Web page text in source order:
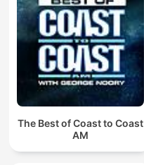
The Best of Coast to Coast
AM